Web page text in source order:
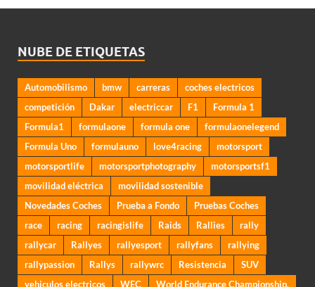
NUBE DE ETIQUETAS
Automobilismo bmw carreras
coches electricos
competición
Dakar electriccar F1
Formula 1
Formula1
formulaone formula one
formulaonelegend
Formula Uno
formulauno love4racing
motorsport
motorsportlife
motorsportphotography
motorsportsf1
movilidad eléctrica
movilidad sostenible
Novedades Coches
Prueba a Fondo
Pruebas Coches
race
racing racingislife Raids Rallies
rally
rallycar
Rallyes rallyesport rallyfans
rallying
rallypassion
Rallys rallywrc Resistencia
SUV
vehiculos electricos
WEC
World Endurance Championship.